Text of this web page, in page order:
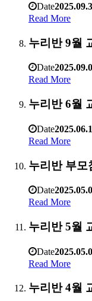
Date
Read More
누리반 9월
Date
Read More
누리반 6월
Date
Read More
누리반 부모
Date
Read More
누리반 5월
Date
Read More
누리반 4월